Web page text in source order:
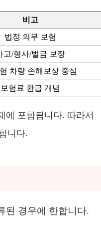
비고
법정 의무 보험
고/형사/벌금 보장
차량 손해보상 중심
보험료 환급 개념
에 포함됩니다. 따라서
니다.
된 경우에 한합니다.